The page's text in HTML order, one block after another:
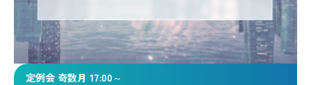
定例会 奇数月 17:00～